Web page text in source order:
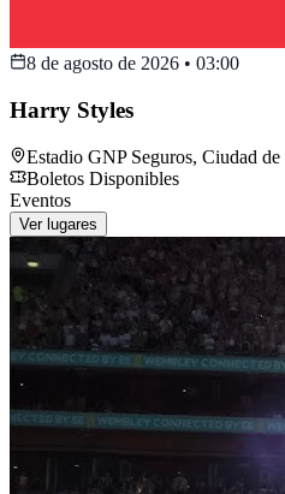
8 de agosto de 2026 • 03:00
Harry Styles
Estadio GNP Seguros, Ciudad
Boletos Disponibles
Eventos
Ver lugares